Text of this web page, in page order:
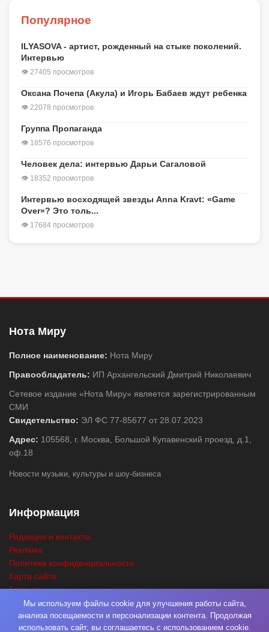
Популярное
ILYASOVA - артист, рожденный на стыке поколений.
Интервью
👁 27405 просмотров
Оксана Почепа (Акула) и Игорь Бабаев ждут ребенка
👁 22078 просмотров
Группа Пропаганда
👁 18576 просмотров
Человек дела: интервью Дарьи Сагаловой
👁 18352 просмотров
Интервью восходящей звезды Anna Kravt: «Game
Over»? Это толь...
👁 17684 просмотров
Нота Миру
Полное наименование: Нота Миру
Правообладатель: ИП Архангельский Дмитрий Николаевич
Сетевое издание «Нота Миру» является зарегистрированным
СМИ
Свидетельство: ЭЛ ФС 77-85677 от 28.07.2023
Адрес: 105568, г. Москва, Большой Купавенский проезд, д.1,
оф.18
Новости музыки, культуры и шоу-бизнеса
Информация
Редакция и контакты
Реклама
Политика конфиденциальности
Карта сайта
Главная
ПоискМы используем файлы cookie для улучшения работы сайта,
анализа посещаемости и персонализации контента. Продолжая
использовать сайт, вы соглашаетесь с использованием cookie.